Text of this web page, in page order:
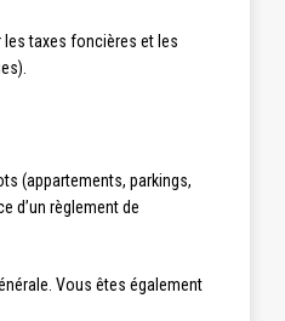
les taxes foncières et les
(appartements, parkings,
d’un règlement de
Vous êtes également